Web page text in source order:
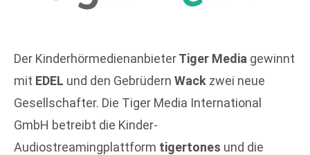
Der KinderhörmedienanbieterTiger Media gewinnt
mit EDEL und den Gebrüdern Wack zwei neue
Gesellschafter. Die Tiger Media International
GmbH betreibt die Kinder-
Audiostreamingplattform tigertones und die